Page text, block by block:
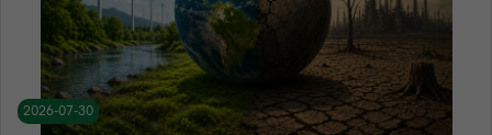
2026-07-30